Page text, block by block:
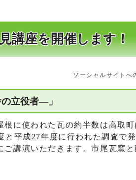
講座を開催します！
ソーシャルサイトへ
立役者―」
に使われた瓦の約半数は高取町
と平成27年度に行われた調査で
講演いただきます。市尾瓦窯